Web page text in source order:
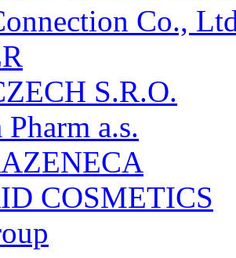
Co.,
S.R.O.
a.s.
COSMETICS